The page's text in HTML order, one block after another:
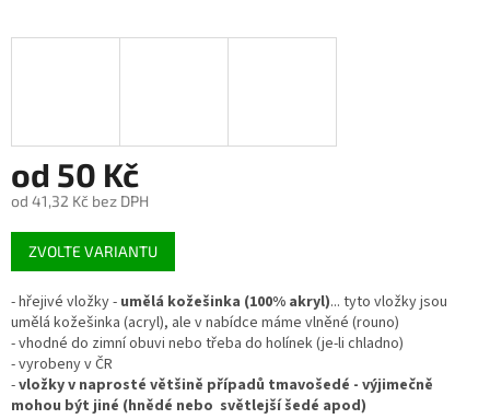
od 50 Kč
od 41,32 Kč bez DPH
Měrná
cena:
ZVOLTE VARIANTU
- hřejivé vložky - umělá kožešinka (100% akryl)... tyto vložky jsou
umělá kožešinka (acryl), ale v nabídce máme vlněné (rouno)
- vhodné do zimní obuvi nebo třeba do holínek (je-li chladno)
- vyrobeny v ČR
-vložky v naprosté většině případů tmavošedé - výjimečně
mohou být jiné (hnědé nebo světlejší šedé apod)